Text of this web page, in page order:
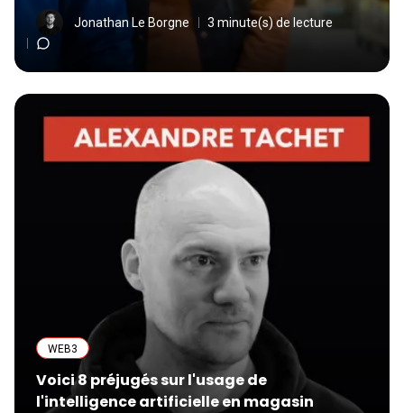
Jonathan Le Borgne 3 minute(s) de lecture
WEB3
Voici 8 préjugés sur l'usage de
l'intelligence artificielle en magasin